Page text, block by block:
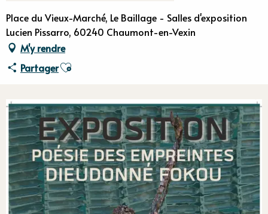
Place du Vieux-Marché, Le Baillage - Salles d'exposition
Lucien Pissarro, 60240 Chaumont-en-Vexin
M'y rendre
PartagerAjouter aux favoris